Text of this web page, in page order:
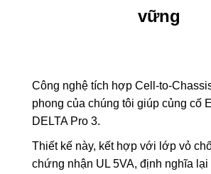
vững
Công nghệ tích hợp Cell-to-
phong của chúng tôi giúp củng cố
DELTA Pro 3.
Thiết kế này, kết hợp với lớp vỏ
chứng nhận UL 5VA, định nghĩa lại